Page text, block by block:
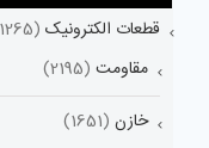
قطعات الکترونیک (11265)
مقاومت (2195)
خازن (1651)